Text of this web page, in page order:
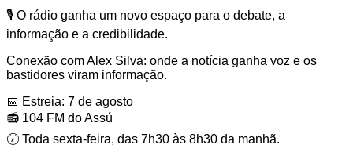
🎙️ O rádio ganha um novo espaço para o debate, a
informação e a credibilidade.
Conexão com Alex Silva: onde a notícia ganha voz e os
bastidores viram informação.
📅 Estreia: 7 de agosto
📻 104 FM do Assú
🕢 Toda sexta-feira, das 7h30 às 8h30 da manhã.